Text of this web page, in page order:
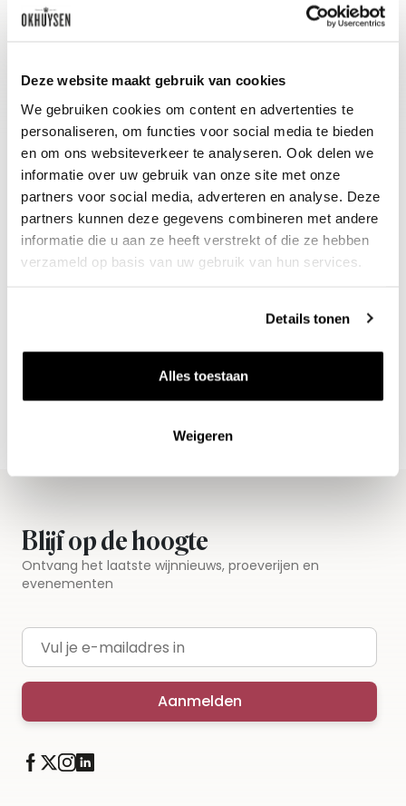
Deze website maakt gebruik van cookies
We gebruiken cookies om content en advertenties te
personaliseren, om functies voor social media te bieden
en om ons websiteverkeer te analyseren. Ook delen we
informatie over uw gebruik van onze site met onze
partners voor social media, adverteren en analyse. Deze
partners kunnen deze gegevens combineren met andere
informatie die u aan ze heeft verstrekt of die ze hebben
verzameld op basis van uw gebruik van hun services.
Details tonen
Alles toestaan
Weigeren
Serveren bij de Italiaanse keuken, bij
gevogelte.
Nieuws & inspiratie in Vineé Vineuse
Vandaag voor 12.00 uur besteld, morgen in huis
Gratis thuisbezorgd vanaf €115,00
Iedere wijn per fles te bestellen
Blijf op de hoogte
Ontvang het laatste wijnnieuws, proeverijen en
evenementen
E-mailadres
Aanmelden